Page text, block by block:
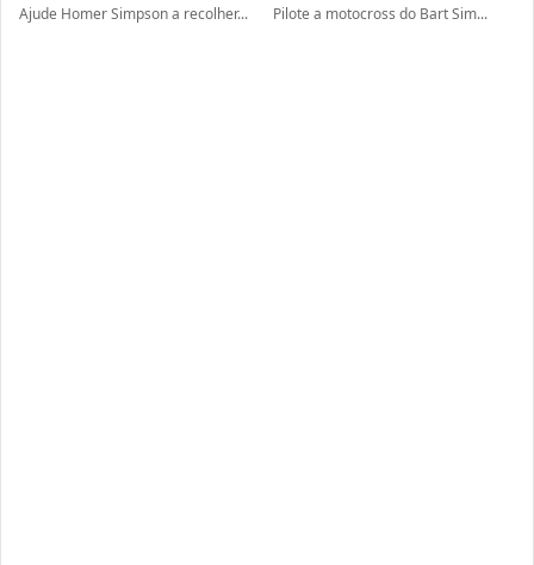
Ajude Homer Simpson a recolher... Pilote a motocross do Bart Sim...